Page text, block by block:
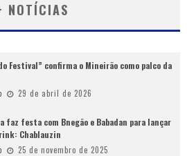
NOTÍCIAS
Festival” confirma o Mineirão como palco da
29 de abril de 2026
faz festa com Bnegão e Babadan para lançar
Chablauzin
25 de novembro de 2025